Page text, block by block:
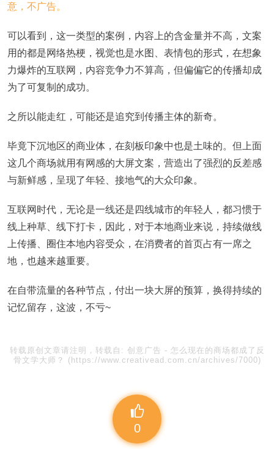
可以看到，这一类型的案例，内容上的含金量并不高，文案
用的都是网络热梗，视觉也是水图、表情包的形式，在想象
力爆炸的互联网，内容竞争力不算高，但偏偏它的传播却成
为了可复制的成功。
之所以能走红，可能还是追究到传播主体的新奇。
毕竟下沉地区的商业体，在刻板印象中也是土味的。但上面
这几个商场就用有网感的大屏文案，营造出了强烈的反差感
与新鲜感，呈现了年轻、接地气的大众印象。
互联网时代，无论是一线还是四线城市的年轻人，都习惯于
线上种草、线下打卡，因此，对于本地商业来说，持续做线
上传播、圈住本地内容受众，在消费者的首页占有一席之
地，也越来越重要。
在自带流量的各种节点，付出一块大屏的预算，换得持续的
记忆留存，这波，不亏~
转载原创文章请注明，转载自: 创意广告 - 怎么现在的商场都成了反
骨文学大师？ (https://www.creativead.com.cn/archives/7000)
0